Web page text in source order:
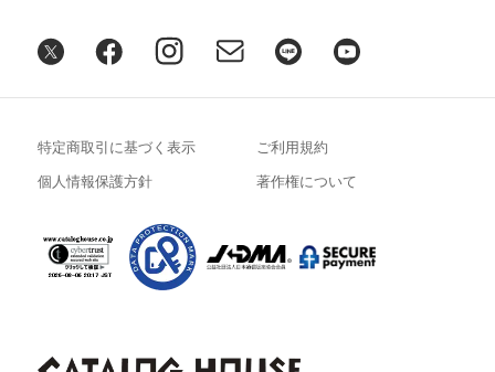
特定商取引に基づく表示 ご利用規約
個人情報保護方針 著作権について